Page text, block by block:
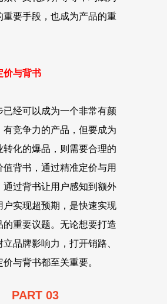
重要手段，也成为产品的重
价与背书
已经可以成为一个非常有颜
有竞争力的产品，但要成为
转化的爆品，则需要合理的
值背书，通过精准定价与用
通过背书让用户感知到额外
户实现超预期，是快速实现
的重要议题。无论想要打造
品牌影响力，打开销路、
与背书都至关重要。
PART 03